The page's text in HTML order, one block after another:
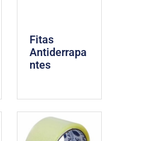
Fitas
Antiderrapa
ntes